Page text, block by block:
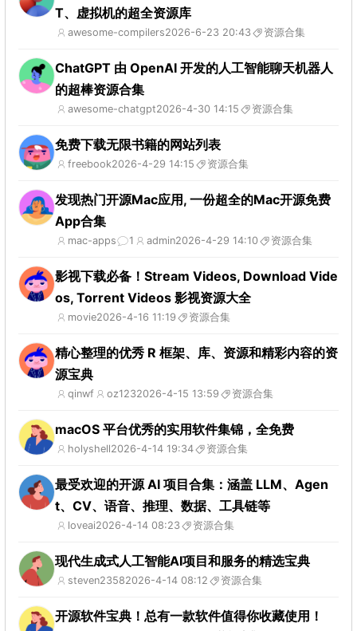
T、虚拟机的超全资源库
awesome-compilers2026-6-23 20:43 资源合集
ChatGPT 由 OpenAI 开发的人工智能聊天机器人
的超棒资源合集
awesome-chatgpt2026-4-30 14:15 资源合集
免费下载无限书籍的网站列表
freebook2026-4-29 14:15 资源合集
发现热门开源Mac应用, 一份超全的Mac开源免费
App合集
mac-apps 1 admin2026-4-29 14:10 资源合集
影视下载必备！Stream Videos, Download Vide
os, Torrent Videos 影视资源大全
movie2026-4-16 11:19 资源合集
精心整理的优秀 R 框架、库、资源和精彩内容的资
源宝典
qinwf oz1232026-4-15 13:59 资源合集
macOS 平台优秀的实用软件集锦，全免费
holyshell2026-4-14 19:34 资源合集
最受欢迎的开源 AI 项目合集：涵盖 LLM、Agen
t、CV、语音、推理、数据、工具链等
loveai2026-4-14 08:23 资源合集
现代生成式人工智能AI项目和服务的精选宝典
steven23582026-4-14 08:12 资源合集
开源软件宝典！总有一款软件值得你收藏使用！